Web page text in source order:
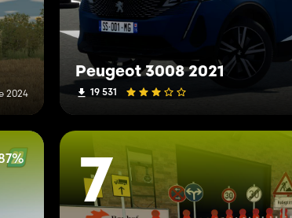
2024
Peugeot 3008 2021
19 531
7